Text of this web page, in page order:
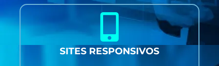
SITES RESPONSIVOS